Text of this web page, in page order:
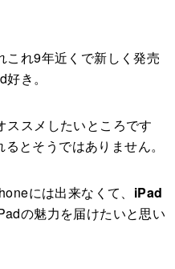
れ9年近くで新しく発売
き。
スメしたいところです
とそうではありません。
には出来なくて、 iPad
の魅力を届けたいと思い